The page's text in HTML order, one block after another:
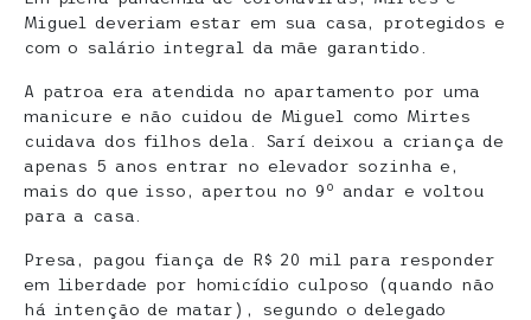
Miguel deveriam estar em sua casa, protegidos e
com o salário integral da mãe garantido.
A patroa era atendida no apartamento por uma
manicure e não cuidou de Miguel como Mirtes
cuidava dos filhos dela. Sarí deixou a criança de
apenas 5 anos entrar no elevador sozinha e,
mais do que isso, apertou no 9 o
andar e voltou
para a casa.
Presa, pagou fiança de R$ 20 mil para responder
em liberdade por homicídio culposo (quando não
há intenção de matar), segundo o delegado